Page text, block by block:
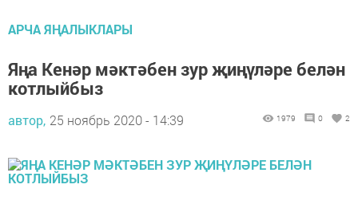
АРЧА ЯҢАЛЫКЛАРЫ
Яңа Кенәр мәктәбен зур җиңүләре белән
котлыйбыз
автор, 25 ноябрь 2020 - 14:39 1979 0 2